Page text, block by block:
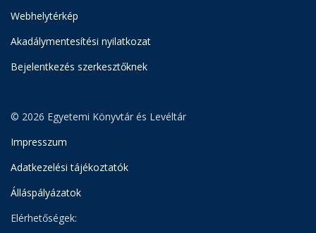
Webhelytérkép
Akadálymentesítési nyilatkozat
Bejelentkezés szerkesztőknek
© 2026 Egyetemi Könyvtár és Levéltár
Impresszum
Adatkezelési tájékoztatók
Álláspályázatok
Elérhetőségek: